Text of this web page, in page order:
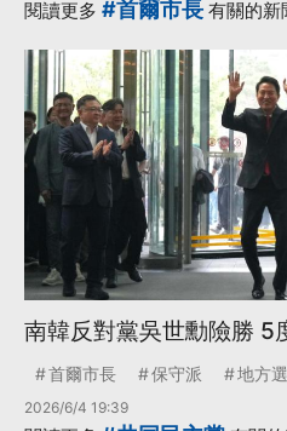
閱讀更多 #首爾市長 有關的新
南韓反對黨吳世勳險勝 5
首爾市長 保守派 地方
2026/6/4 19:39